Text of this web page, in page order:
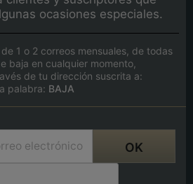
ocasiones especiales.
1 o 2 correos mensuales, de todas
baja en cualquier momento,
de tu dirección suscrita a:
palabra: BAJA